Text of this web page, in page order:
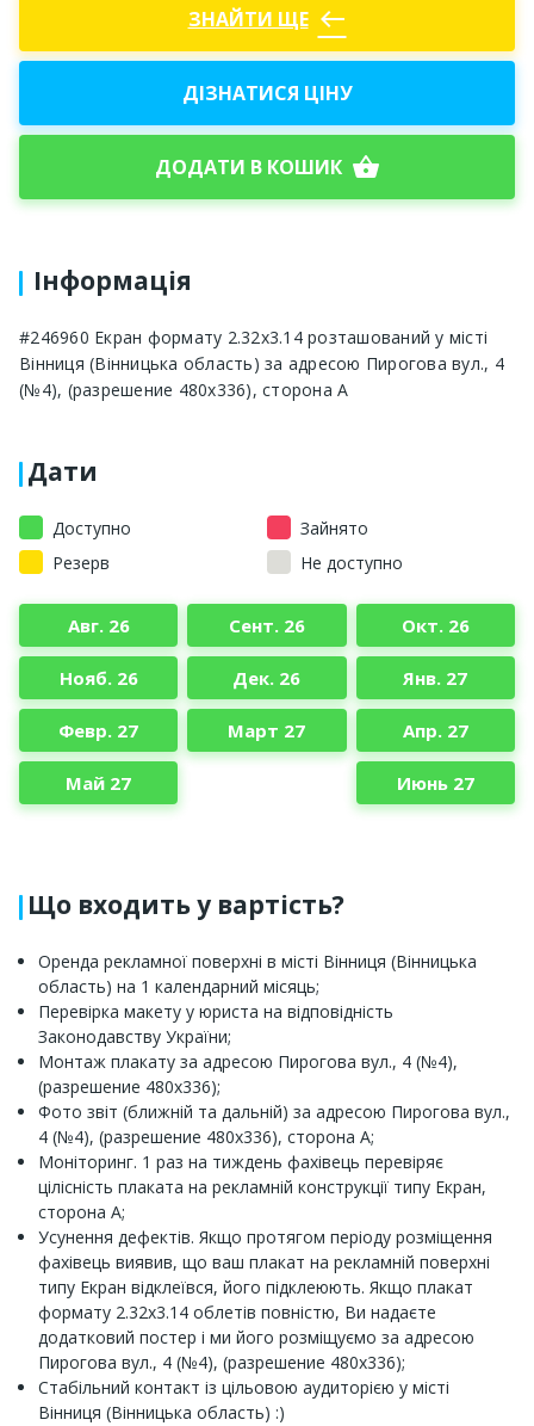
ЗНАЙТИ ЩЕ west
ДІЗНАТИСЯ ЦІНУ
ДОДАТИ В КОШИК shopping_basket
Інформація
#246960 Екран формату 2.32x3.14 розташований у місті
Вінниця (Вінницька область) за адресою Пирогова вул., 4
(№4), (разрешение 480х336), сторона A
Дати
Доступно
Зайнято
Резерв
Не доступно
Авг. 26 Сент. 26 Окт. 26
Нояб. 26 Дек. 26 Янв. 27
Февр. 27 Март 27 Апр. 27
Май 27 Июнь 27
Що входить у вартість?
Оренда рекламної поверхні в місті Вінниця (Вінницька
область) на 1 календарний місяць;
Перевірка макету у юриста на відповідність
Законодавству України;
Монтаж плакату за адресою Пирогова вул., 4 (№4),
(разрешение 480х336);
Фото звіт (ближній та дальній) за адресою Пирогова вул.,
4 (№4), (разрешение 480х336), сторона A;
Моніторинг. 1 раз на тиждень фахівець перевіряє
цілісність плаката на рекламній конструкції типу Екран,
сторона A;
Усунення дефектів. Якщо протягом періоду розміщення
фахівець виявив, що ваш плакат на рекламній поверхні
типу Екран відклеївся, його підклеюють. Якщо плакат
формату 2.32x3.14 облетів повністю, Ви надаєте
додатковий постер і ми його розміщуємо за адресою
Пирогова вул., 4 (№4), (разрешение 480х336);
Стабільний контакт із цільовою аудиторією у місті
Вінниця (Вінницька область) :)